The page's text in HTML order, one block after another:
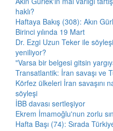
haklı?
Haftaya Bakış (308): Akın
Birinci yılında 19 Mart
Dr. Ezgi Uzun Teker ile
yeniliyor?
"Varsa bir belgesi gitsin
Transatlantik: İran savaşı ve
Körfez ülkeleri İran savaşını
söyleşi
İBB davası sertleşiyor
Ekrem İmamoğlu'nun zorlu
Hafta Başı (74): Sırada